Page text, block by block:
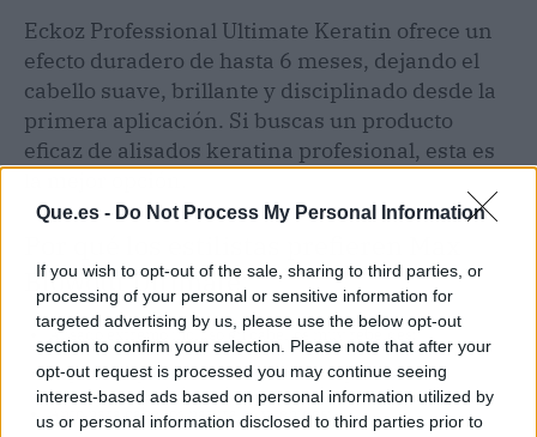
Que.es - Do Not Process My Personal Information
If you wish to opt-out of the sale, sharing to third parties, or
processing of your personal or sensitive information for
targeted advertising by us, please use the below opt-out
section to confirm your selection. Please note that after your
opt-out request is processed you may continue seeing
interest-based ads based on personal information utilized by
us or personal information disclosed to third parties prior to
Eckoz Professional Ultimate Keratin ofrece un
efecto duradero de hasta 6 meses, dejando el
cabello suave, brillante y disciplinado desde la
primera aplicación. Si buscas un producto
eficaz de alisados keratina profesional, esta es
Blowout Ultimate:
Alisado extremo incluso en cabellos muy rebeldes;
Reparación profunda de la estructura capilar;
Apto para cabellos naturales y teñidos;